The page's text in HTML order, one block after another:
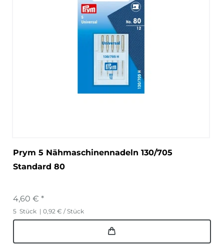
Prym 5 Nähmaschinennadeln 130/705
Standard 80
4,60 € *
5 Stück | 0,92 € / Stück